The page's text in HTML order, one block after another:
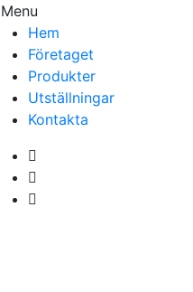
Menu
Hem
Företaget
Produkter
Utställningar
Kontakta